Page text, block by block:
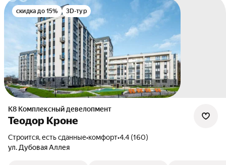
скидка до 15% 3D-тур
К8 Комплексный девелопмент
Теодор Кроне
Строится, есть сданные•комфорт•4.4 (160)
ул. Дубовая Аллея